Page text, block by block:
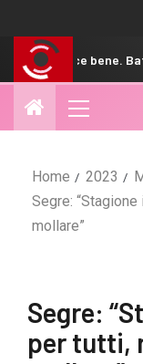
bene. Battuto il
Home 2023
Segre:
mollare”
Segre:
per tutti,